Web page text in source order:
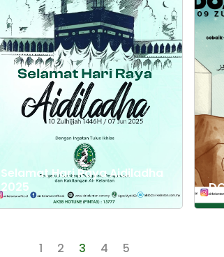
Selamat Hari Raya Aidiladha
2025
1 2 3 4 5